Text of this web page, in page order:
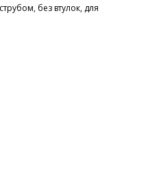
без втулок, для